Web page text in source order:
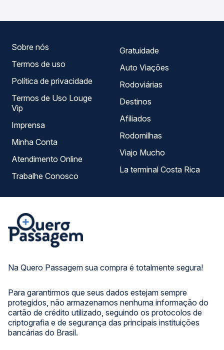
Na Quero Passagem sua compra é totalmente segura!
Para garantirmos que seus dados estejam sempre
protegidos, não armazenamos nenhuma informação do
cartão de crédito utilizado, seguindo os protocolos de
criptografia e de segurança das principais instituições
bancárias do Brasil.
Sobre nós
Termos de uso
Política de privacidade
Termos de Uso Louge
Vip
Imprensa
Minha Conta
Atendimento Online
Trabalhe Conosco
Gratuidade
Auto Viações
Rodoviárias
Destinos
Afiliados
Rodomilhas
Viajo Mucho
La terminal Costa Rica